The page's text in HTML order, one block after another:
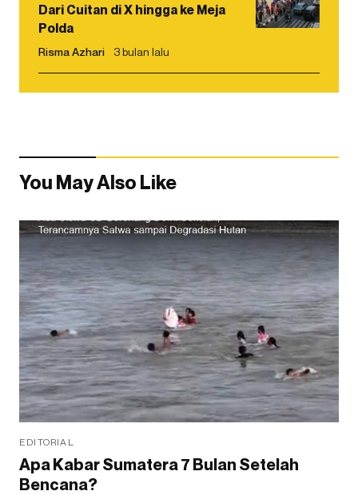
Dari Cuitan di X hingga ke Meja
Polda
Risma Azhari 3 bulan lalu
You May Also Like
EDITORIAL
Apa Kabar Sumatera 7 Bulan Setelah
Bencana?